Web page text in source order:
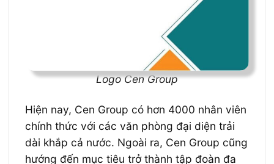
Logo Cen Group
Hiện nay, Cen Group có hơn 4000 nhân viên
chính thức với các văn phòng đại diện trải
dài khắp cả nước. Ngoài ra, Cen Group cũng
hướng đến mục tiêu trở thành tập đoàn đa